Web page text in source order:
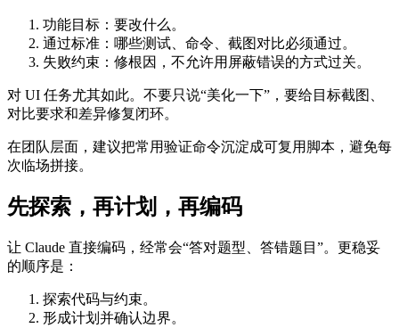
功能目标：要改什么。
通过标准：哪些测试、命令、截图对比必须通过。
失败约束：修根因，不允许用屏蔽错误的方式过关。
对 UI 任务尤其如此。不要只说“美化一下”，要给目标截图、
对比要求和差异修复闭环。
在团队层面，建议把常用验证命令沉淀成可复用脚本，避免每
次临场拼接。
先探索，再计划，再编码
让 Claude 直接编码，经常会“答对题型、答错题目”。更稳妥
的顺序是：
探索代码与约束。
形成计划并确认边界。